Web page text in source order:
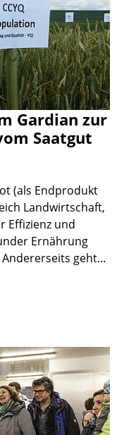
Gardian zur
Saatgut
(als Endprodukt
Landwirtschaft,
Effizienz und
Ernährung
geht...